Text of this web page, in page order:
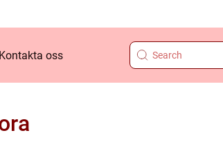
Kontakta oss